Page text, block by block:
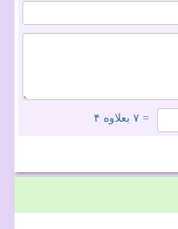
= ۷ بعلاوه ۴